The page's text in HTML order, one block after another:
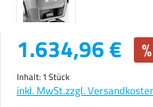
Verkaufspreis:
1.634,96 € %
Inhalt:1 Stück
inkl. MwSt.zzgl.